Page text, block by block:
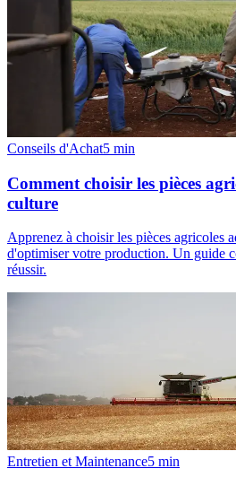
Conseils d'Achat5 min
Comment choisir les pièces
culture
Apprenez à choisir les pièces agricoles
d'optimiser votre production. Un guide
réussir.
Entretien et Maintenance5 min